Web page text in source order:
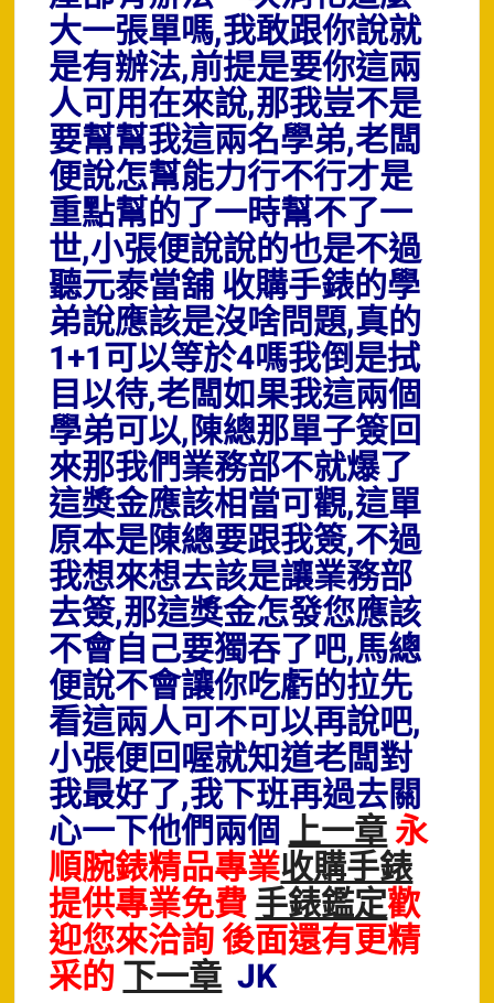
大一張單嗎,我敢跟你說就
是有辦法,前提是要你這兩
人可用在來說,那我豈不是
要幫幫我這兩名學弟,老闆
便說怎幫能力行不行才是
重點幫的了一時幫不了一
世,小張便說說的也是不過
聽元泰當舖 收購手錶的學
弟說應該是沒啥問題,真的
1+1可以等於4嗎我倒是拭
目以待,老闆如果我這兩個
學弟可以,陳總那單子簽回
來那我們業務部不就爆了
這獎金應該相當可觀,這單
原本是陳總要跟我簽,不過
我想來想去該是讓業務部
去簽,那這獎金怎發您應該
不會自己要獨吞了吧,馬總
便說不會讓你吃虧的拉先
看這兩人可不可以再說吧,
小張便回喔就知道老闆對
我最好了,我下班再過去關
心一下他們兩個上一章永
順腕錶精品專業收購手錶
提供專業免費手錶鑑定歡
迎您來洽詢 後面還有更精
采的下一章JK